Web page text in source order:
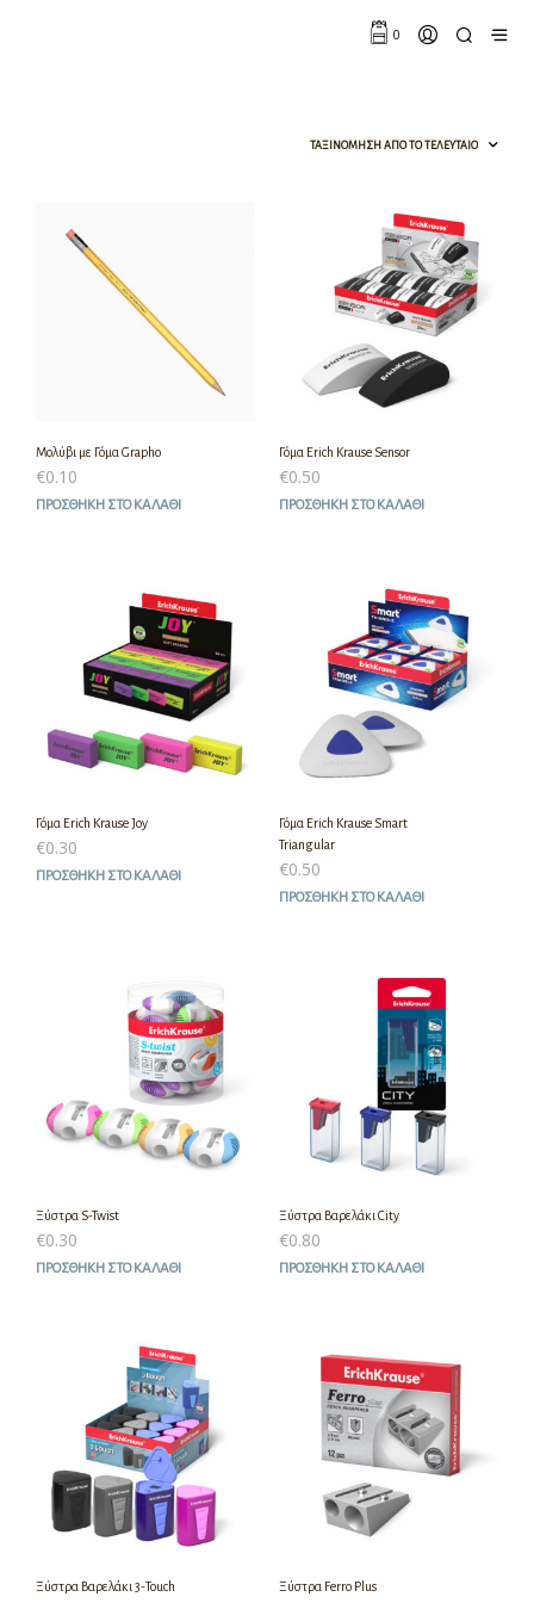
0
Μολύβι με Γόμα Grapho
€0.10
ΠΡΟΣΘΉΚΗ ΣΤΟ ΚΑΛΆΘΙ
Γόμα Erich Krause Sensor
€0.50
ΠΡΟΣΘΉΚΗ ΣΤΟ ΚΑΛΆΘΙ
Γόμα Erich Krause Joy
€0.30
ΠΡΟΣΘΉΚΗ ΣΤΟ ΚΑΛΆΘΙ
Γόμα Erich Krause Smart
Triangular
€0.50
ΠΡΟΣΘΉΚΗ ΣΤΟ ΚΑΛΆΘΙ
Ξύστρα S-Twist
€0.30
ΠΡΟΣΘΉΚΗ ΣΤΟ ΚΑΛΆΘΙ
Ξύστρα Βαρελάκι City
€0.80
ΠΡΟΣΘΉΚΗ ΣΤΟ ΚΑΛΆΘΙ
Ξύστρα Βαρελάκι 3-Touch Ξύστρα Ferro Plus